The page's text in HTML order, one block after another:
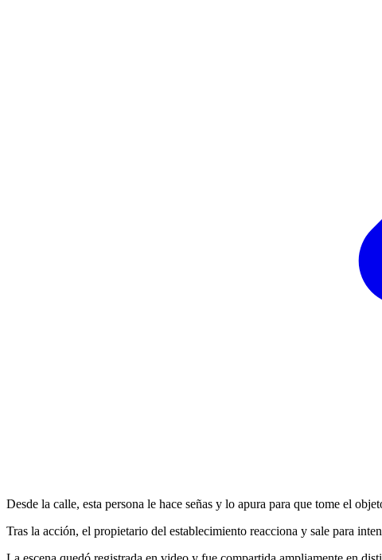
Desde la calle, esta persona le hace señas y lo apura para que tome el
Tras la acción, el propietario del establecimiento reacciona y sale para